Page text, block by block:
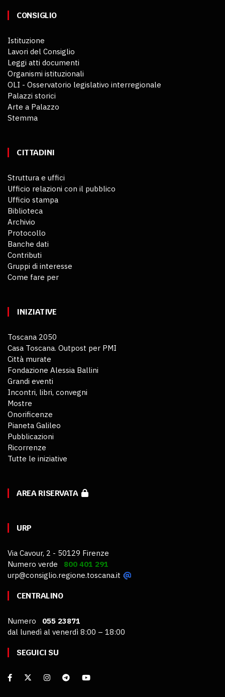
CONSIGLIO
Istituzione
Lavori del Consiglio
Leggi atti documenti
Organismi istituzionali
OLI - Osservatorio legislativo interregionale
Palazzi storici
Arte a Palazzo
Stemma
CITTADINI
Struttura e uffici
Ufficio relazioni con il pubblico
Ufficio stampa
Biblioteca
Archivio
Protocollo
Banche dati
Contributi
Gruppi di interesse
Come fare per
INIZIATIVE
Toscana 2050
Casa Toscana. Outpost per PMI
Città murate
Fondazione Alessia Ballini
Grandi eventi
Incontri, libri, convegni
Mostre
Onorificenze
Pianeta Galileo
Pubblicazioni
Ricorrenze
Tutte le iniziative
AREA RISERVATA
URP
Via Cavour, 2 - 50129 Firenze
Numero verde 800 401 291
urp@consiglio.regione.toscana.it
CENTRALINO
Numero 055 23871
dal lunedì al venerdì 8:00 – 18:00
SEGUICI SU